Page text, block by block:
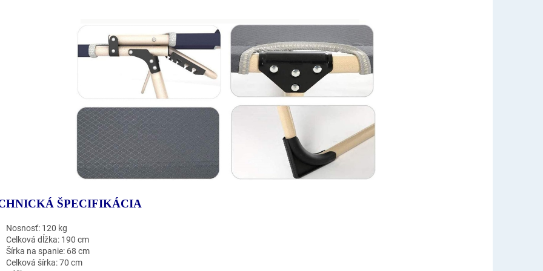
ŠPECIFIKÁCIA
Nosnosť: 120 kg
Celková dĺžka: 190 cm
Šírka na spanie: 68 cm
Celková šírka: 70 cm